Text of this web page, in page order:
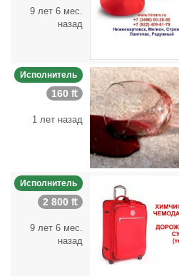
9 лет 6 мес.
назад
Исполнитель
160 ₶
1 лет назад
Исполнитель
2 800 ₶
9 лет 6 мес.
назад